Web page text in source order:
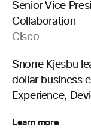
Senior Vice
Collaboration
Cisco
Snorre Kjesbu
dollar business
Experience,
Learn more